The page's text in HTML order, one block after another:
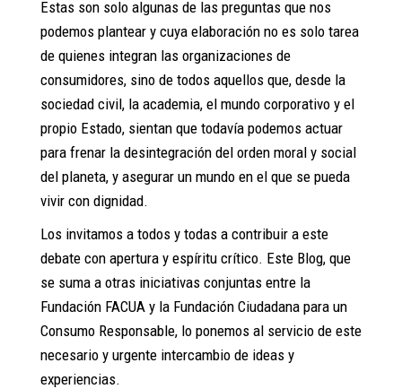
Estas son solo algunas de las preguntas que nos
podemos plantear y cuya elaboración no es solo tarea
de quienes integran las organizaciones de
consumidores, sino de todos aquellos que, desde la
sociedad civil, la academia, el mundo corporativo y el
propio Estado, sientan que todavía podemos actuar
para frenar la desintegración del orden moral y social
del planeta, y asegurar un mundo en el que se pueda
vivir con dignidad.
Los invitamos a todos y todas a contribuir a este
debate con apertura y espíritu crítico. Este Blog, que
se suma a otras iniciativas conjuntas entre la
Fundación FACUA y la Fundación Ciudadana para un
Consumo Responsable, lo ponemos al servicio de este
necesario y urgente intercambio de ideas y
experiencias.